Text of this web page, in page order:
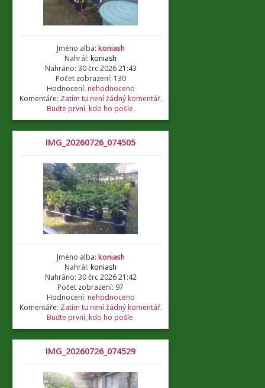
Jméno alba: koniash
Nahrál: koniash
Nahráno: 30 črc 2026 21:43
Počet zobrazení: 130
Hodnocení: nehodnoceno
Komentáře: Zatím tu není žádný komentář.
Buďte první, kdo ho pošle.
IMG_20260726_074505
Jméno alba: koniash
Nahrál: koniash
Nahráno: 30 črc 2026 21:42
Počet zobrazení: 97
Hodnocení: nehodnoceno
Komentáře: Zatím tu není žádný komentář.
Buďte první, kdo ho pošle.
IMG_20260726_074529